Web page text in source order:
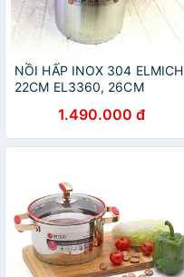
NỒI HẤP INOX 304 ELMICH
22CM EL3360, 26CM
1.490.000 đ